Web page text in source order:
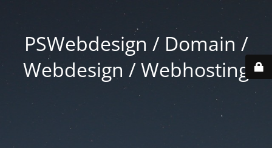
PSWebdesign / Domain /
Webdesign / Webhosting